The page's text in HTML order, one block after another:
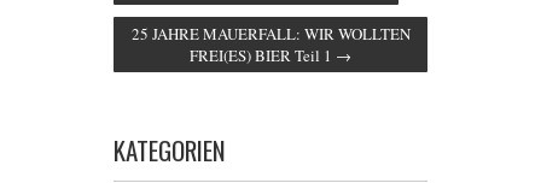
25 JAHRE MAUERFALL: WIR WOLLTEN
FREI(ES) BIER Teil 1 →
KATEGORIEN